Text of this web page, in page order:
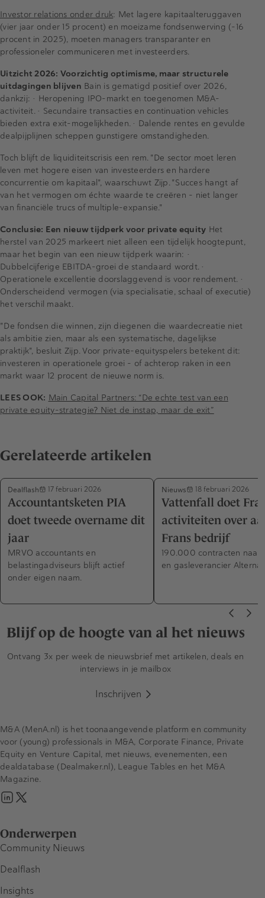
Investor relations onder druk: Met lagere kapitaalteruggaven
(vier jaar onder 15 procent) en moeizame fondsenwerving (-16
procent in 2025), moeten managers transparanter en
professioneler communiceren met investeerders.
Uitzicht 2026: Voorzichtig optimisme, maar structurele
uitdagingen blijven Bain is gematigd positief over 2026,
dankzij: • Heropening IPO-markt en toegenomen M&A-
activiteit. • Secundaire transacties en continuation vehicles
bieden extra exit-mogelijkheden. • Dalende rentes en gevulde
dealpijplijnen scheppen gunstigere omstandigheden.
Toch blijft de liquiditeitscrisis een rem. "De sector moet leren
leven met hogere eisen van investeerders en hardere
concurrentie om kapitaal", waarschuwt Zijp. "Succes hangt af
van het vermogen om échte waarde te creëren – niet langer
van financiële trucs of multiple-expansie."
Conclusie: Een nieuw tijdperk voor private equity Het
herstel van 2025 markeert niet alleen een tijdelijk hoogtepunt,
maar het begin van een nieuw tijdperk waarin: •
Dubbelcijferige EBITDA-groei de standaard wordt. •
Operationele excellentie doorslaggevend is voor rendement. •
Onderscheidend vermogen (via specialisatie, schaal of executie)
het verschil maakt.
"De fondsen die winnen, zijn diegenen die waardecreatie niet
als ambitie zien, maar als een systematische, dagelijkse
praktijk", besluit Zijp. Voor private-equityspelers betekent dit:
investeren in operationele groei – of achterop raken in een
markt waar 12 procent de nieuwe norm is.
LEES OOK: Main Capital Partners: “De echte test van een
private equity-strategie? Niet de instap, maar de exit”
Gerelateerde artikelen
Dealflash 17 februari 2026
Accountantsketen PIA
doet tweede overname dit
jaar
MRVO accountants en
belastingadviseurs blijft actief
onder eigen naam.
Nieuws 18 februari 2026
Vattenfall doet
activiteiten over
Frans bedrijf
190.000 contracten naar
en gasleverancier Alterna
Blijf op de hoogte van al het nieuws
Ontvang 3x per week de nieuwsbrief met artikelen, deals en
interviews in je mailbox
Inschrijven
Onderwerpen
Community Nieuws
Dealflash
Insights
M&A (MenA.nl) is het toonaangevende platform en community
voor (young) professionals in M&A, Corporate Finance, Private
Equity en Venture Capital, met nieuws, evenementen, een
dealdatabase (Dealmaker.nl), League Tables en het M&A
Magazine.